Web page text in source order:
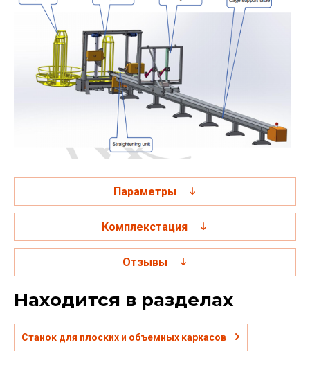
Параметры
Комплекстация
Отзывы
Находится в разделах
Станок для плоских и объемных каркасов